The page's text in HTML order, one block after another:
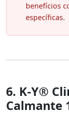
benefícios
específicas.
6. K-Y®
Calmante